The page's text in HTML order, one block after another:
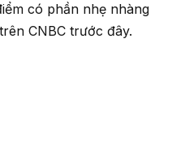
có phần nhẹ nhàng
CNBC trước đây.